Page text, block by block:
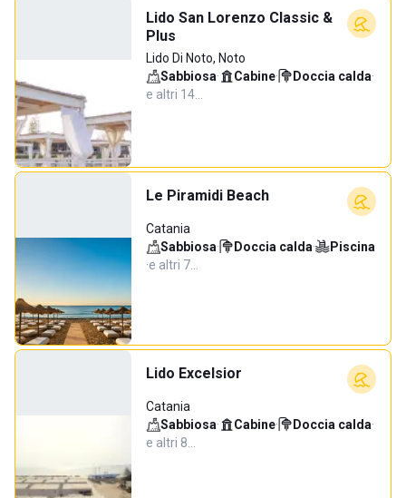
Lido San Lorenzo Classic &
Plus
Lido Di Noto, Noto
Sabbiosa· Cabine· Doccia calda·
e altri 14…
Le Piramidi Beach
Catania
Sabbiosa· Doccia calda·
Piscina
·e altri 7…
Lido Excelsior
Catania
Sabbiosa· Cabine· Doccia calda·
e altri 8…